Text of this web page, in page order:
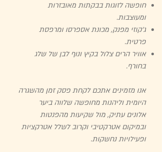
חופשה לזוגותבבקתות מאובזרות
ומעוצבות.
ג'קוזי מפנק, מכונת אספרסו ומרפסת
פרטית.
אוויר הרים צלול בקיץ ונוף לבן של שלג
בחורף.
אנו מזמינים אתכם לקחת פסק זמן מהשגרה
היומית וליהנות מחופשה שלווה ביער
אלונים עתיק, מול שקיעות מהפנטות
ובמיקום אטרקטיבי וקרוב לשלל אטרקציות
ופעילויות נחשקות.